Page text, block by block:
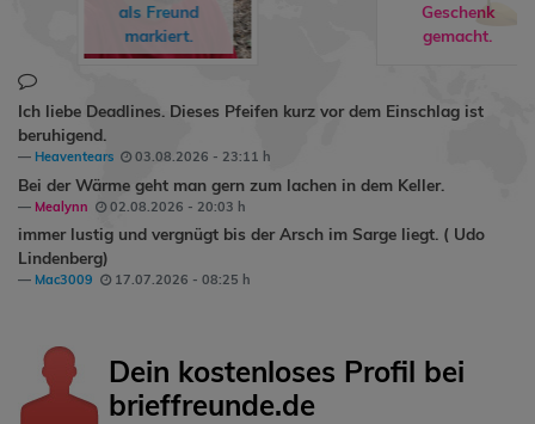
als Freund
markiert.
Geschenk
gemacht.
Ich liebe Deadlines. Dieses Pfeifen kurz vor dem Einschlag ist
beruhigend.
Heaventears 03.08.2026 - 23:11 h
Bei der Wärme geht man gern zum lachen in dem Keller.
Mealynn 02.08.2026 - 20:03 h
immer lustig und vergnügt bis der Arsch im Sarge liegt. ( Udo
Lindenberg)
Mac3009 17.07.2026 - 08:25 h
Dein kostenloses Profil bei
brieffreunde.de